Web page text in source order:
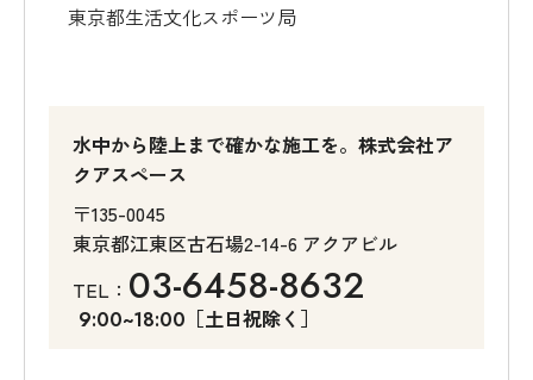
東京都生活文化スポーツ局
水中から陸上まで確かな施工を。株式会社ア
クアスペース
〒135-0045
東京都江東区古石場2-14-6 アクアビル
TEL： 03-6458-8632
9:00~18:00 ［土日祝除く］